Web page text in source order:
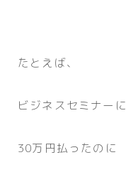
たとえば、
ビジネスセミナーに
30万円払ったのに